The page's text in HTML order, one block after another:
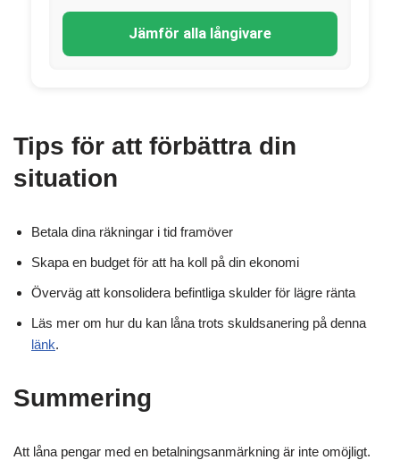
Jämför alla långivare
Tips för att förbättra din
situation
Betala dina räkningar i tid framöver
Skapa en budget för att ha koll på din ekonomi
Överväg att konsolidera befintliga skulder för lägre ränta
Läs mer om hur du kan låna trots skuldsanering på denna
länk.
Summering
Att låna pengar med en betalningsanmärkning är inte omöjligt.